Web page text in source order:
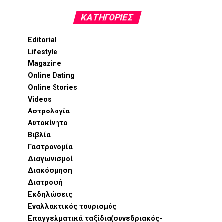
KΑΤΗΓΟΡΊΕΣ
Editorial
Lifestyle
Magazine
Online Dating
Online Stories
Videos
Αστρολογία
Αυτοκίνητο
Βιβλία
Γαστρονομία
Διαγωνισμοί
Διακόσμηση
Διατροφή
Εκδηλώσεις
Εναλλακτικός τουρισμός
Επαγγελματικά ταξίδια(συνεδριακός-